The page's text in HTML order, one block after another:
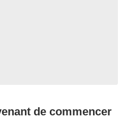
de commencer